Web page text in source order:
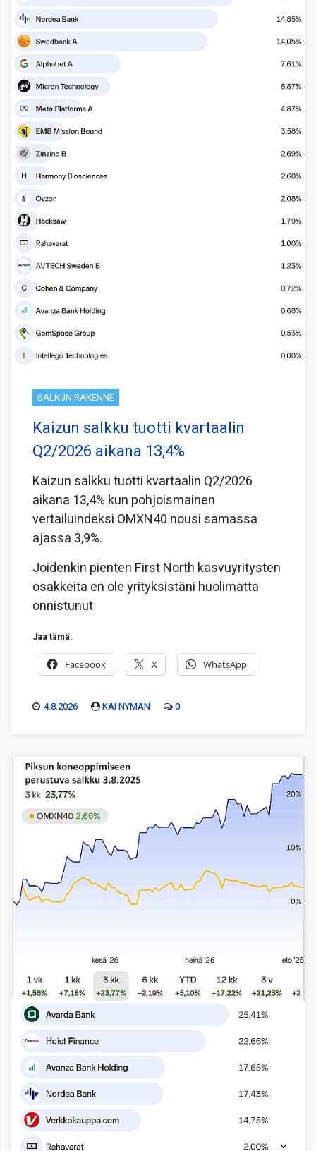
SALKUN RAKENNE
Kaizun salkku tuotti kvartaalin
Q2/2026 aikana 13,4%
Kaizun salkku tuotti kvartaalin Q2/2026
aikana 13,4% kun pohjoismainen
vertailuindeksi OMXN40 nousi samassa
ajassa 3,9%.
Joidenkin pienten First North kasvuyritysten
osakkeita en ole yrityksistäni huolimatta
onnistunut
Jaa tämä:
Facebook X WhatsApp
4.8.2026 KAI NYMAN 0